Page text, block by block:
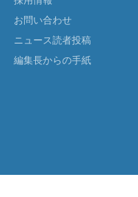
お問い合わせ
ニュース読者投稿
編集長からの手紙